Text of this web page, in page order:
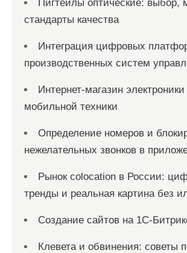
Пигтейлы оптические: выбор,
стандарты качества
Интеграция цифровых
производственных систем
Интернет-магазин электроники
мобильной техники
Определение номеров и
нежелательных звонков в
Рынок colocation в России:
тренды и реальная картина без
Создание сайтов на 1С-
Клевета и обвинения: советы